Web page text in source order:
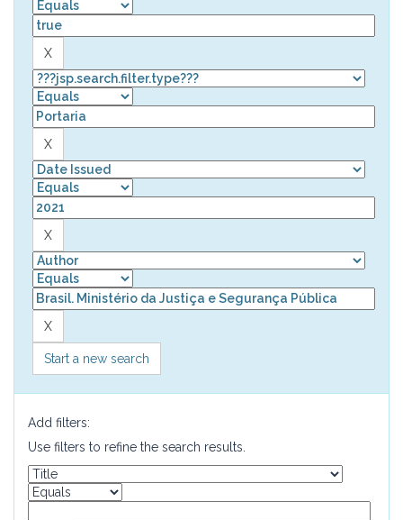
Start a new search
Add filters:
Use filters to refine the search results.